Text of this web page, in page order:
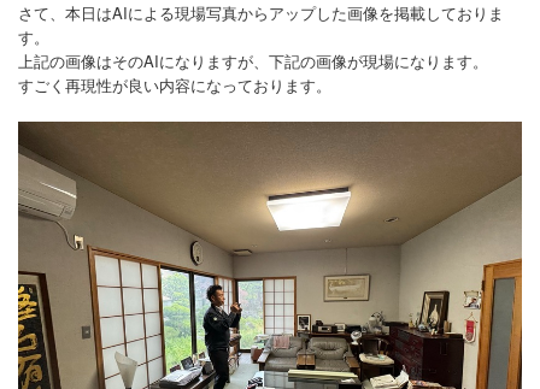
さて、本日はAIによる現場写真からアップした画像を掲載しておりま
す。
上記の画像はそのAIになりますが、下記の画像が現場になります。
すごく再現性が良い内容になっております。